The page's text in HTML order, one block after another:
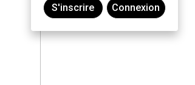
S'inscrire Connexion